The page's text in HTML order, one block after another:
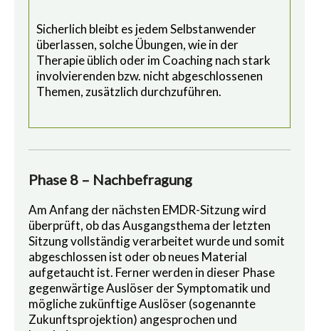
Sicherlich bleibt es jedem Selbstanwender
überlassen, solche Übungen, wie in der
Therapie üblich oder im Coaching nach stark
involvierenden bzw. nicht abgeschlossenen
Themen, zusätzlich durchzuführen.
Phase 8 – Nachbefragung
Am Anfang der nächsten EMDR-Sitzung wird
überprüft, ob das Ausgangsthema der letzten
Sitzung vollständig verarbeitet wurde und somit
abgeschlossen ist oder ob neues Material
aufgetaucht ist. Ferner werden in dieser Phase
gegenwärtige Auslöser der Symptomatik und
mögliche zukünftige Auslöser (sogenannte
Zukunftsprojektion) angesprochen und